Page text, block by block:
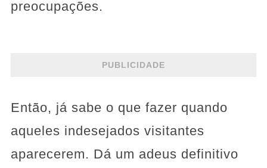
preocupações.
PUBLICIDADE
Então, já sabe o que fazer quando
aqueles indesejados visitantes
aparecerem. Dá um adeus definitivo